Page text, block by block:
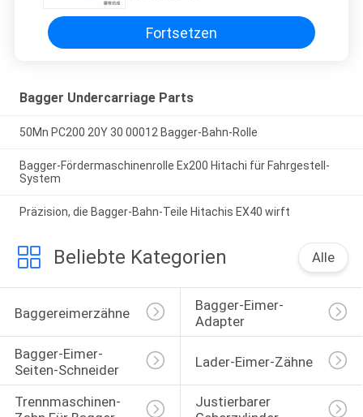
Fortsetzen
Bagger Undercarriage Parts
50Mn PC200 20Y 30 00012 Bagger-Bahn-Rolle
Bagger-Fördermaschinenrolle Ex200 Hitachi für Fahrgestell-
System
Präzision, die Bagger-Bahn-Teile Hitachis EX40 wirft
Beliebte Kategorien Alle
Baggereimerzähne
Bagger-Eimer-
Adapter
Bagger-Eimer-
Seiten-Schneider
Lader-Eimer-Zähne
Trennmaschinen-
Justierbarer